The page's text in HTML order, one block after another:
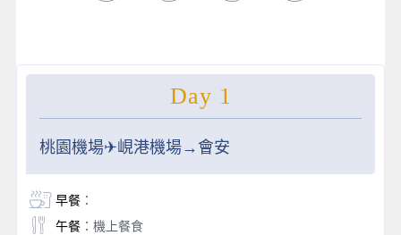
Day 1
桃園機場✈峴港機場→會安
早餐：
午餐：機上餐食